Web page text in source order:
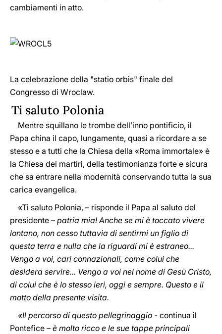
cambiamenti in atto.
La celebrazione della "statio orbis" finale del
Congresso di Wroclaw.
Ti saluto Polonia
Mentre squillano le trombe dell’inno pontificio, il
Papa china il capo, lungamente, quasi a ricordare a se
stesso e a tutti che la Chiesa della «Roma immortale» è
la Chiesa dei martiri, della testimonianza forte e sicura
che sa entrare nella modernità conservando tutta la sua
carica evangelica.
«Ti saluto Polonia, – risponde il Papa al saluto del
presidente – patria mia! Anche se mi è toccato vivere
lontano, non cesso tuttavia di sentirmi un figlio di
questa terra e nulla che la riguardi mi è estraneo...
Vengo a voi, cari connazionali, come colui che
desidera servire... Vengo a voi nel nome di Gesù Cristo,
di colui che è lo stesso ieri, oggi e sempre. Questo e il
motto della presente visita.
«Il percorso di questo pellegrinaggio - continua il
Pontefice – è molto ricco e le sue tappe principali